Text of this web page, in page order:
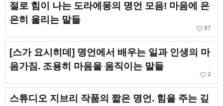
절로 힘이 나는 도라에몽의 명언 모음! 마음에 은
은히 울리는 말들
favorite_border 97
[스가 요시히데] 명언에서 배우는 일과 인생의 마
음가짐. 조용히 마음을 움직이는 말들
favorite_border 2
스튜디오 지브리 작품의 짧은 명언. 힘을 주는 깊